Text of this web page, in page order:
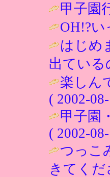
甲子園
OH!?
はじめ
出ている
楽しん
( 2002-
甲子園
( 2002-
つっこ
きてく